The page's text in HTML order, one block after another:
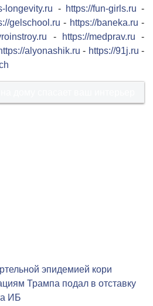
longevity.ru - https://fun-girls.ru -
gelschool.ru - https://baneka.ru -
- https://medprav.ru -
alyonashik.ru - https://91j.ru -
эпидемией кори
Трампа подал в отставку
ИБ